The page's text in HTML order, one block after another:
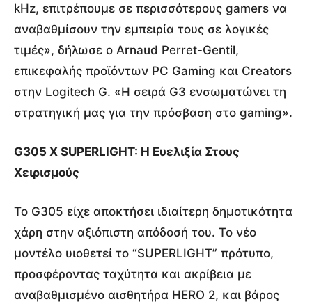
kHz, επιτρέπουμε σε περισσότερους gamers να
αναβαθμίσουν την εμπειρία τους σε λογικές
τιμές», δήλωσε ο Arnaud Perret-Gentil,
επικεφαλής προϊόντων PC Gaming και Creators
στην Logitech G. «Η σειρά G3 ενσωματώνει τη
στρατηγική μας για την πρόσβαση στο gaming».
G305 X SUPERLIGHT: Η Ευελιξία Στους
Χειρισμούς
Το G305 είχε αποκτήσει ιδιαίτερη δημοτικότητα
χάρη στην αξιόπιστη απόδοσή του. Το νέο
μοντέλο υιοθετεί το “SUPERLIGHT” πρότυπο,
προσφέροντας ταχύτητα και ακρίβεια με
αναβαθμισμένο αισθητήρα HERO 2, και βάρος